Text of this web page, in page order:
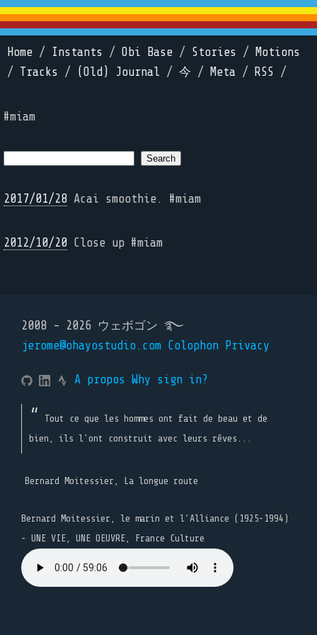
Home / Instants / Obi Base / Stories /
Motions
/ Tracks / (Old) Journal / 今 / Meta / RSS /
#miam
2017/01/28 Acai smoothie. #miam
2012/10/20 Close up #miam
2008 - 2026 ウェボゴン ࿐
jerome@ohayostudio.com Colophon Privacy
A propos Why sign in?
Tout ce que les hommes ont fait de beau et de
bien, ils l'ont construit avec leurs rêves...
Bernard Moitessier, La longue route
Bernard Moitessier, le marin et l’Alliance (1925-1994)
- UNE VIE, UNE OEUVRE, France Culture